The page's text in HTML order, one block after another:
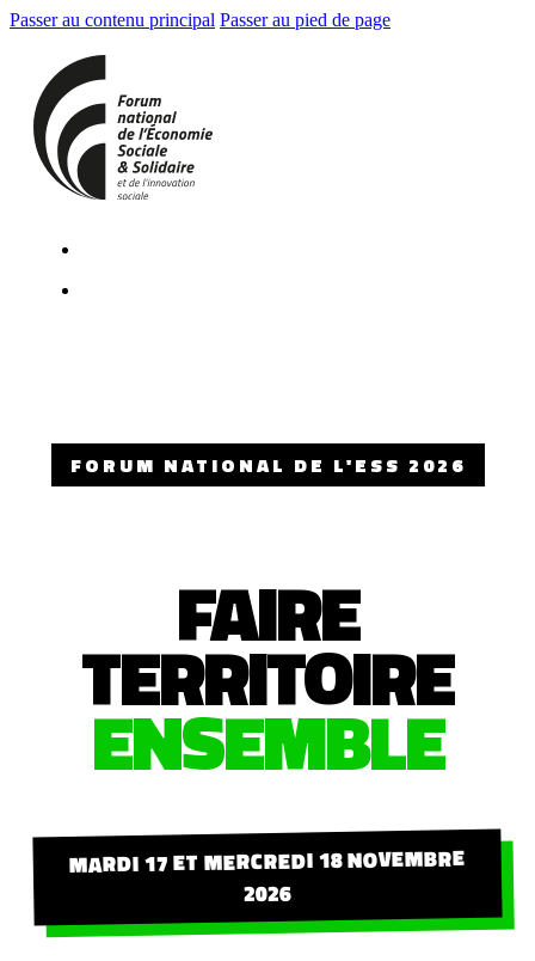
Passer au contenu principal Passer au pied de page
FORUM NATIONAL DE L'ESS 2026
FAIRE
TERRITOIRE
ENSEMBLE
MARDI 17 ET MERCREDI 18 NOVEMBRE
2026